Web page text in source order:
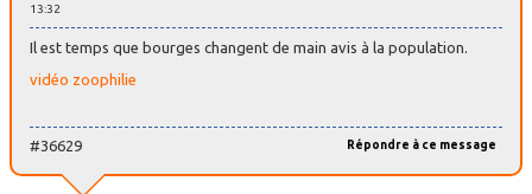
13:32
Il est temps que bourges changent de main avis à la population.
vidéo zoophilie
Répondre à ce message
#36629